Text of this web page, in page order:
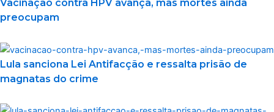
Vacinação contra HPV avança, mas mortes ainda
preocupam
Lula sanciona Lei Antifacção e ressalta prisão de
magnatas do crime